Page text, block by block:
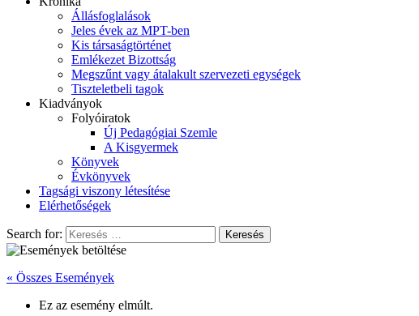
Állásfoglalások
Jeles évek az MPT-ben
Kis társaságtörténet
Emlékezet Bizottság
Megszűnt vagy átalakult szervezeti egységek
Tiszteletbeli tagok
Kiadványok
Folyóiratok
Új Pedagógiai Szemle
A Kisgyermek
Könyvek
Évkönyvek
Tagsági viszony létesítése
Elérhetőségek
Search for:
« Összes Események
Ez az esemény elmúlt.